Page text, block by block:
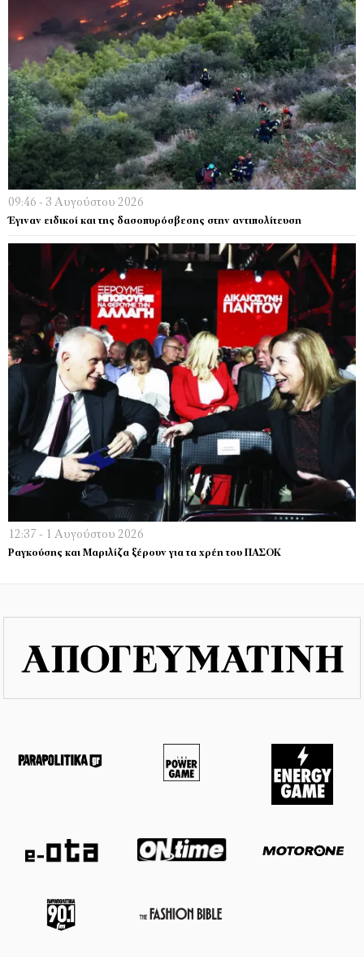
09:46 - 3 Αυγούστου 2026
Έγιναν ειδικοί και της δασοπυρόσβεσης στην αντιπολίτευση
12:37 - 1 Αυγούστου 2026
Ραγκούσης και Μαριλίζα ξέρουν για τα χρέη του ΠΑΣΟΚ